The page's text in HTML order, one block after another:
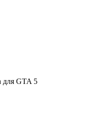
для GTA 5